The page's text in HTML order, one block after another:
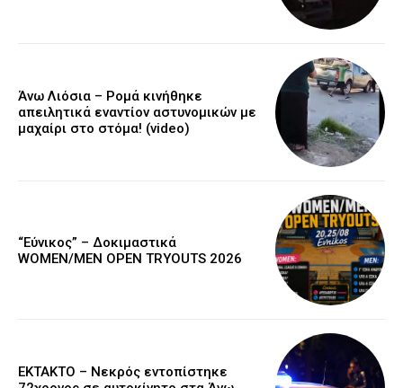
Άνω Λιόσια – Ρομά κινήθηκε
απειλητικά εναντίον αστυνομικών με
μαχαίρι στο στόμα! (video)
“Εύνικος” – Δοκιμαστικά
WOMEN/MEN OPEN TRYOUTS 2026
EKTAKTO – Νεκρός εντοπίστηκε